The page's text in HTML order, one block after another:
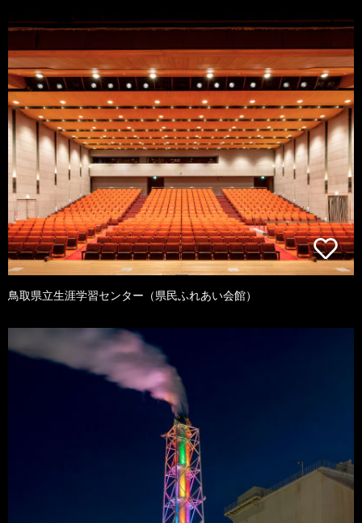
鳥取県立生涯学習センター（県民ふれあい会館）